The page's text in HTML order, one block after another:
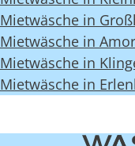
Mietwäsche in
Mietwäsche in
Mietwäsche in
Mietwäsche in